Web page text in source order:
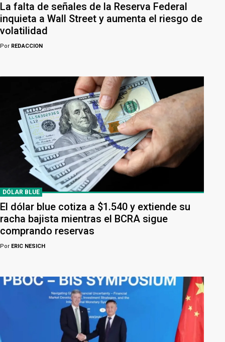
La falta de señales de la Reserva Federal
inquieta a Wall Street y aumenta el riesgo de
volatilidad
Por REDACCION
DÓLAR BLUE
El dólar blue cotiza a $1.540 y extiende su
racha bajista mientras el BCRA sigue
comprando reservas
Por ERIC NESICH